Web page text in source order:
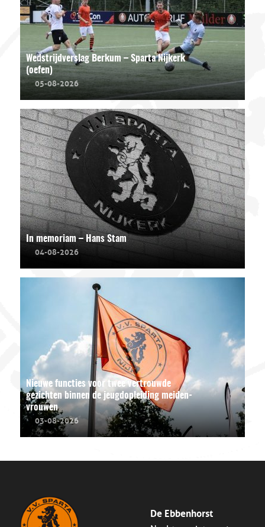
Wedstrijdverslag Berkum – Sparta Nijkerk
(oefen)
05-08-2026
In memoriam – Hans Stam
04-08-2026
Nieuwe functies voor twee vertrouwde
gezichten binnen de jeugdopleiding meiden-
vrouwen
03-08-2026
De Ebbenhorst